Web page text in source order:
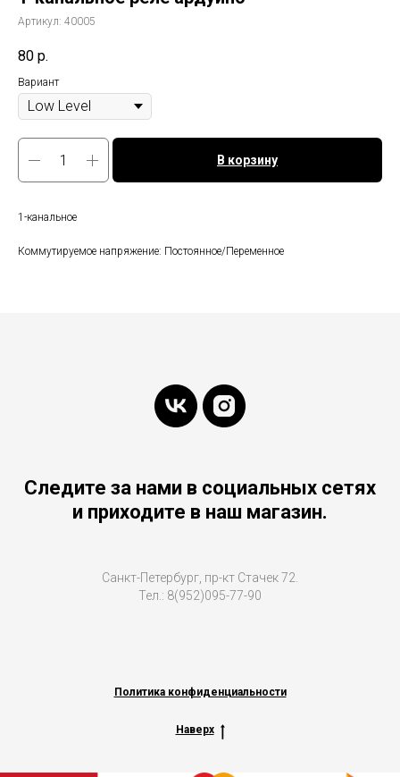
Артикул: 40005
80 р.
Вариант
В корзину
1-канальное
Коммутируемое напряжение: Постоянное/Переменное
Следите за нами в социальных сетях
и приходите в наш магазин.
Санкт-Петербург, пр-кт Стачек 72.
Тел.: 8(952)095-77-90
Политика конфиденциальности
Наверх